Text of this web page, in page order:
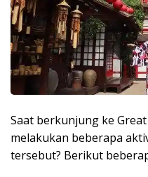
Saat berkunjung ke
melakukan beberapa
tersebut? Berikut